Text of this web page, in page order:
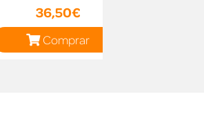
36,50€
Comprar